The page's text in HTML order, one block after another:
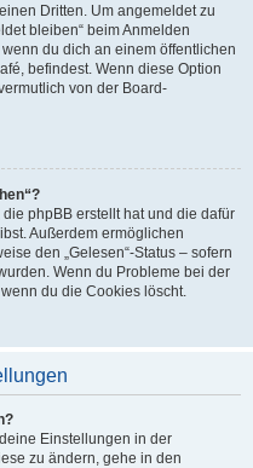
Dritten. Um angemeldet zu
bleiben“ beim Anmelden
du dich an einem öffentlichen
befindest. Wenn diese Option
von der Board-
phpBB erstellt hat und die dafür
Außerdem ermöglichen
den „Gelesen“-Status – sofern
Wenn du Probleme bei der
du die Cookies löscht.
Einstellungen in der
zu ändern, gehe in den